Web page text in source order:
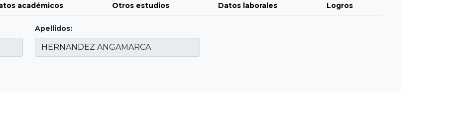
académicos Otros estudios Datos laborales Logros
Apellidos: